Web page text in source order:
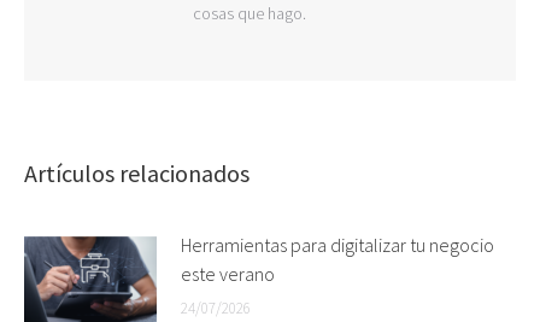
cosas que hago.
Artículos relacionados
Herramientas para digitalizar tu negocio
este verano
24/07/2026